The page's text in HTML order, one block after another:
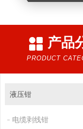
产品
PRODUCT
液压钳
电缆剥线钳